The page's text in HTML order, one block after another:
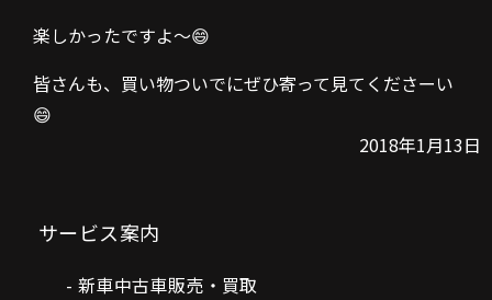
楽しかったですよ～😄
皆さんも、買い物ついでにぜひ寄って見てくださーい
😄
2018年1月13日
サービス案内
新車中古車販売・買取